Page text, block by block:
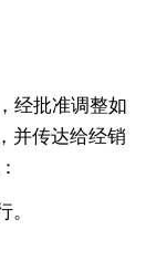
经批准调整如
并传达给经销
。